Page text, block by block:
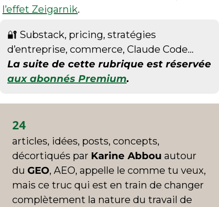
l’effet Zeigarnik.
🔐 Substack, pricing, stratégies
d’entreprise, commerce, Claude Code…
aux abonnés Premium.
24
articles, idées, posts, concepts,
décortiqués par Karine Abbou autour
du GEO, AEO, appelle le comme tu veux,
mais ce truc qui est en train de changer
complètement la nature du travail de